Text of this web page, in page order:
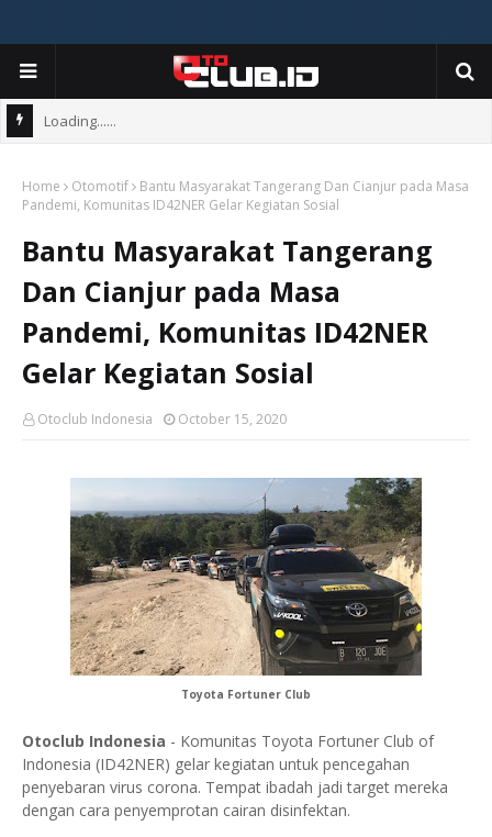
Loading......
Home Otomotif
Bantu Masyarakat Tangerang Dan Cianjur pada Masa
Pandemi, Komunitas ID42NER Gelar Kegiatan Sosial
Bantu Masyarakat Tangerang
Dan Cianjur pada Masa
Pandemi, Komunitas ID42NER
Gelar Kegiatan Sosial
Otoclub Indonesia October 15, 2020
Toyota Fortuner Club
Otoclub Indonesia - Komunitas Toyota Fortuner Club of
Indonesia (ID42NER) gelar kegiatan untuk pencegahan
penyebaran virus corona. Tempat ibadah jadi target mereka
dengan cara penyemprotan cairan disinfektan.